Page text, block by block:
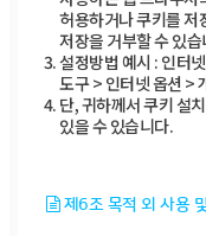
허용하거나 쿠키를 저
저장을 거부할 수 있습
설정방법 예시 : 인터
도구 > 인터넷 옵션 >
단, 귀하께서 쿠키 설
있을 수 있습니다.
제6조 목적 외 사용